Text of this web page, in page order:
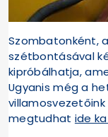
Szombatonként,
szétbontásával
kipróbálhatja,
Ugyanis még a
megtudhat ide